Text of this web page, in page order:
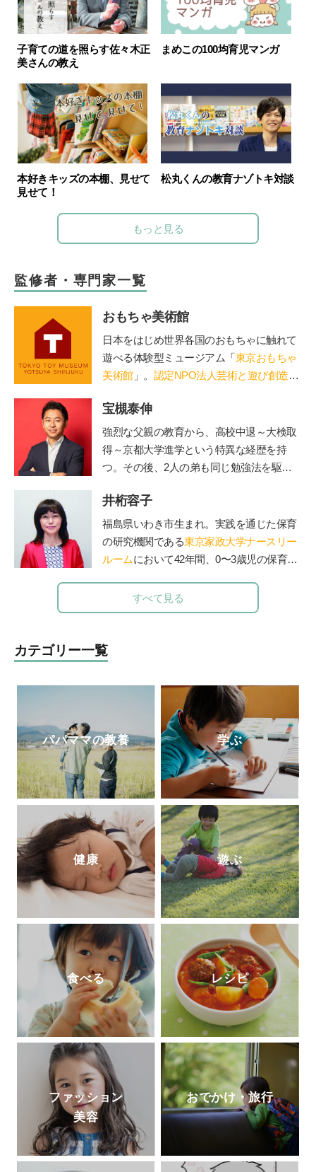
子育ての道を照らす佐々木正
美さんの教え
まめこの100均育児マンガ
本好きキッズの本棚、見せて
見せて！
松丸くんの教育ナゾトキ対談
もっと見る
監修者・専門家一覧
おもちゃ美術館
日本をはじめ世界各国のおもちゃに触れて
遊べる体験型ミュージアム「東京おもちゃ
美術館」。 認定NPO法人芸術と遊び創造協
子で木のぬくもりに触れる場を提供。長門
や鳥海山木など全国に姉妹館が。おもちゃ
を通して日本の木の良さを伝える「木育
（もくいく）」を広めている。
宝槻泰伸
強烈な父親の教育から、高校中退～大検取
得～京都大学進学という特異な経歴を持
つ。その後、2人の弟も同じ勉強法を駆使
す。大学卒業後、私立高校や職業訓練校で
の指導経験を経て、2012年に東京都三鷹市
で「子どもの好奇心に火をつける」学習を
テーマにした探究学舎を開校。５児の父。
めさまざまなメディアで取り上げられてい
る。著書に『勉強嫌いほどハマる勉強法
リー活用術』(PHP研究所)、『探究学舎の
スゴイ授業:子どもの好奇心が止まらない!
べて 元素編』(方丈社)、『強烈なオヤジが
高校も塾も通わせずに3人の息子を京都大
学に放り込んだ話』(徳間書店)など。http
s://tanqgakusha.jp/
井桁容子
福島県いわき市生まれ。実践を通じた保育
の研究機関である東京家政大学ナースリー
ルームにおいて42年間、0〜3歳児の保育の
子どもの本質、質の高い保育の在り方につ
いて数多くの実践研究や講演、NHK Eテレ
などメディア出演、子ども番組監修、ＤＶ
Ｄ制作、親子向け音楽ＣＤ監修、著書多
数。代表作に「ていねいなまなざしでみる
乳幼児保育」「ありのまま子育て」「保育
でつむぐ子どもと親のいい関係」など。20
18年6月より現職。講演・ワークショッ
プ・コンサルティングを通じて日本の子ど
もがおかれる環境の質の底上げに尽力中。
すべて見る
カテゴリー一覧
パパママの教養 学ぶ
健康 遊ぶ
食べる レシピ
ファッション
美容
おでかけ・旅行